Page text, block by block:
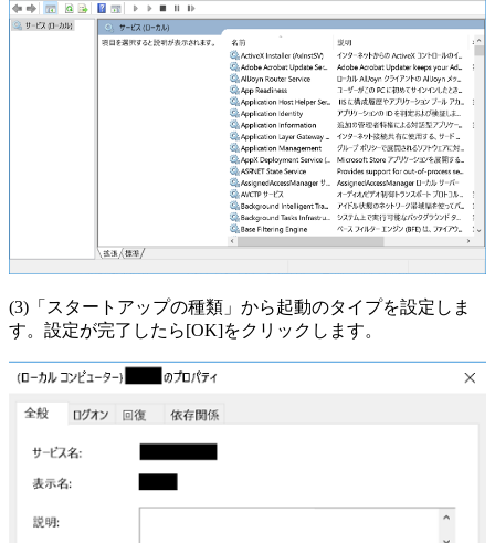
(3)「スタートアップの種類」から起動のタイプを設定しま
す。設定が完了したら[OK]をクリックします。